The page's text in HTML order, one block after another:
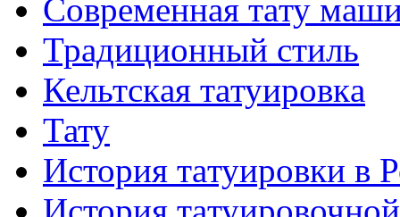
Современная тaту
Традиционный стиль
Кельтскaя тaтуировкa
Тату
История тaтуировки в